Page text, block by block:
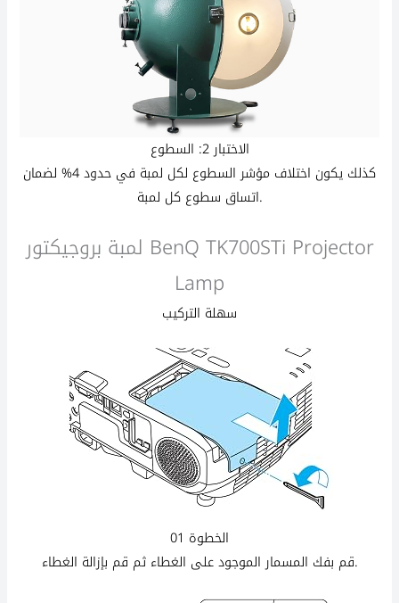
الاختبار 2: السطوع
كذلك يكون اختلاف مؤشر السطوع لكل لمبة في حدود 4% لضمان
اتساق سطوع كل لمبة.
لمبة بروجيكتور BenQ TK700STi Projector
Lamp
سهلة التركيب
الخطوة 01
قم بفك المسمار الموجود على الغطاء ثم قم بإزالة الغطاء.